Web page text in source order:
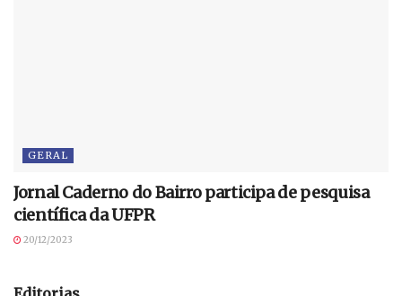
GERAL
Jornal Caderno do Bairro participa de pesquisa
científica da UFPR
20/12/2023